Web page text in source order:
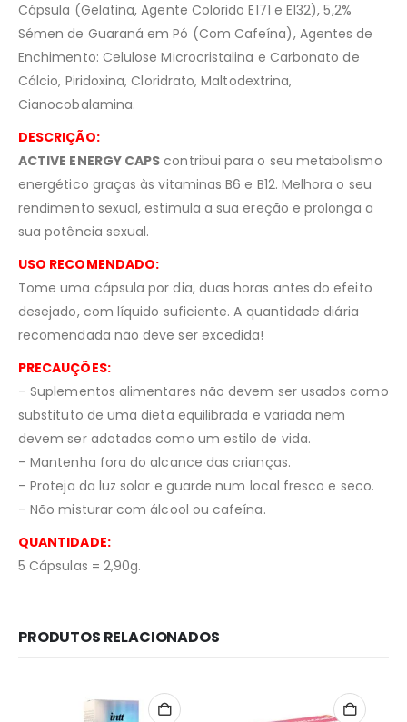
Cápsula (Gelatina, Agente Colorido E171 e E132), 5,2%
Sémen de Guaraná em Pó (Com Cafeína), Agentes de
Enchimento: Celulose Microcristalina e Carbonato de
Cálcio, Piridoxina, Cloridrato, Maltodextrina,
Cianocobalamina.
DESCRIÇÃO:
ACTIVE ENERGY CAPS contribui para o seu metabolismo
energético graças às vitaminas B6 e B12. Melhora o seu
rendimento sexual, estimula a sua ereção e prolonga a
sua potência sexual.
USO RECOMENDADO:
Tome uma cápsula por dia, duas horas antes do efeito
desejado, com líquido suficiente. A quantidade diária
recomendada não deve ser excedida!
PRECAUÇÕES:
– Suplementos alimentares não devem ser usados como
substituto de uma dieta equilibrada e variada nem
devem ser adotados como um estilo de vida.
– Mantenha fora do alcance das crianças.
– Proteja da luz solar e guarde num local fresco e seco.
– Não misturar com álcool ou cafeína.
QUANTIDADE:
5 Cápsulas = 2,90g.
PRODUTOS RELACIONADOS